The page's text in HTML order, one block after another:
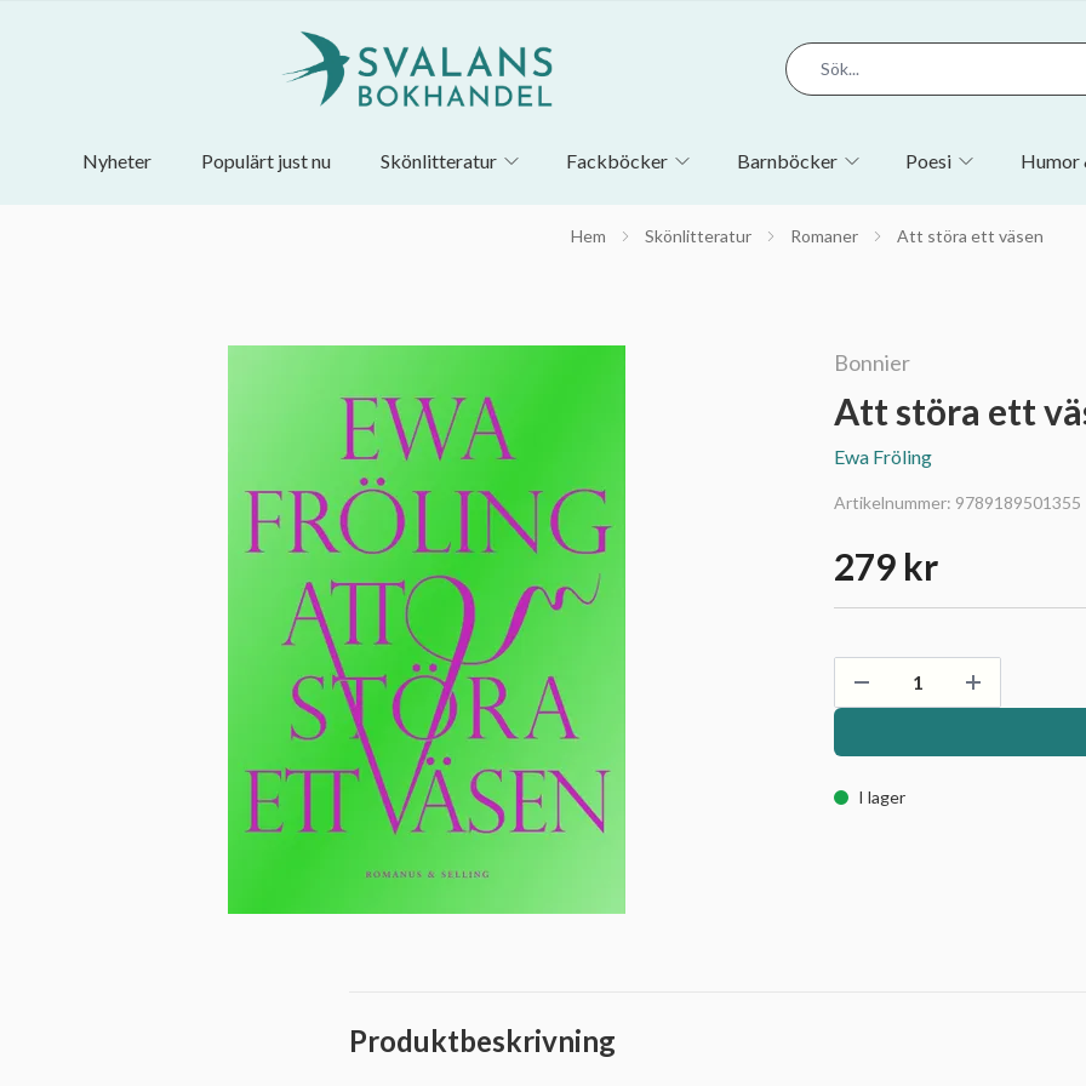
Nyheter Populärt just nu Skönlitteratur Fackböcker Barnböcker Poesi Humor
Hem Skönlitteratur Romaner Att störa ett väsen
Bonnier
Att störa ett
Ewa Fröling
Artikelnummer: 9789189501355
279 kr
I lager
Produktbeskrivning